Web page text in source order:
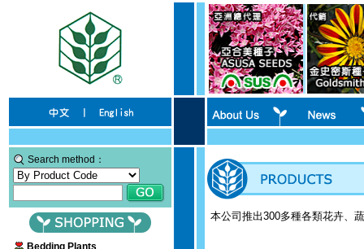
Search method：
Bedding Plants
本公司推出300多種各類花卉、